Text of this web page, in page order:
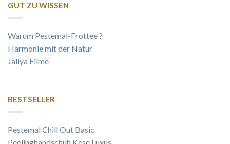
GUT ZU WISSEN
Warum Pestemal-Frottee ?
Harmonie mit der Natur
Jaliya Filme
BESTSELLER
Pestemal Chill Out Basic